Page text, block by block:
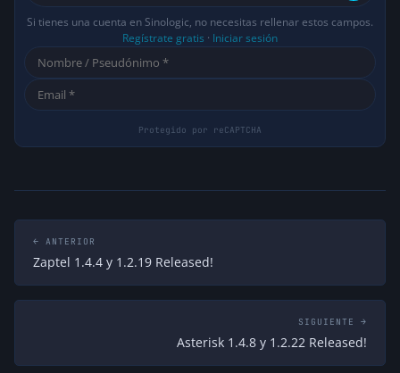
David
ALTO!!!!!
200 extenciones en un callcenter significan
200 llamadas concurrentes.
el hardware necesario depende de los
codecs, de si tenes transcodificacion (pasar
conectarte (E1 T1 etc…) o si es todo voip.
Un PC hoy día suele ser un Dual Core 2 Duo
potencia suficiente para 200 llamadas
concurrentes.
Muy atractivo el titulo de este blog, o articulo,
Si tienes una cuenta en Sinologic, no necesitas rellenar estos campos.
Regístrate gratis · Iniciar sesión
← ANTERIOR
Zaptel 1.4.4 y 1.2.19 Released!
SIGUIENTE →
Asterisk 1.4.8 y 1.2.22 Released!